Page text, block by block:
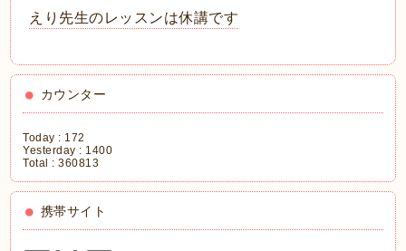
えり先生のレッスンは休講です
カウンター
Today : 172
Yesterday : 1400
Total :360813
携帯サイト